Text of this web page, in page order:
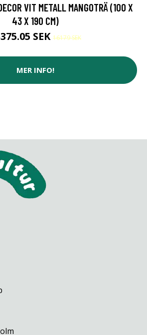
VIT METALL MANGOTRÄ (100 X
43 X 190 CM)
SEK 16179 SEK
MER INFO!